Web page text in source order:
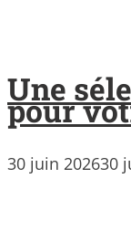
Une
pour
30 juin 202630